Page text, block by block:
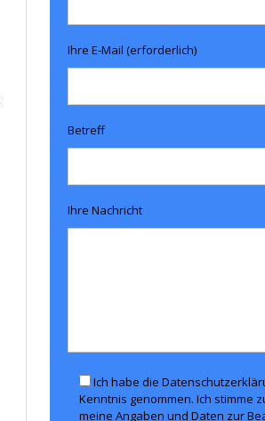
Ihre E-Mail (erforderlich)
Betreff
Ihre Nachricht
Ich habe die
Kenntnis genommen. Ich stimme
meine Angaben und Daten zur